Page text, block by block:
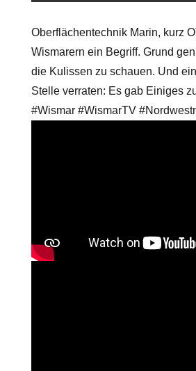
Oberflächentechnik Marin, kurz
Wismarern ein Begriff. Grund
die Kulissen zu schauen. Und
Stelle verraten: Es gab Einiges
#Wismar #WismarTV